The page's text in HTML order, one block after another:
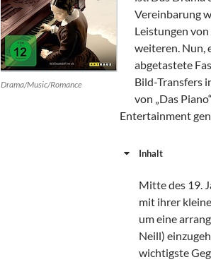
Drama/Music/Romance
Vereinbarung
Leistungen
weiteren. Nun,
abgetastete
Bild-Transfers
von „Das
Entertainment
Inhalt
Mitte des 19.
mit ihrer
um eine
Neill)
wichtigste